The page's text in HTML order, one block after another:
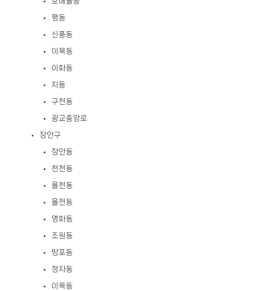
평동
신풍동
이목동
이화동
지동
구천동
광교중앙로
장안구
장안동
천천동
율천동
율전동
영화동
조원동
망포동
정자동
이목동